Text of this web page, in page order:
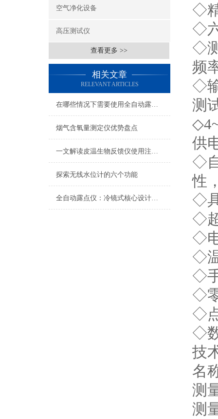
空气净化设备
高压测试仪
查看更多 >>
相关文章
RELEVANT ARTICLES
在哪些情况下需要使用全自动露点仪？
烟气含氧量测定仪优势盘点
一文解读皮温生物反馈仪使用注意事项
探索无线水位计的六个功能
全自动露点仪：冷镜式核心设计原理解析
◇
◇
◇
频
◇
测
供
◇
性
◇
◇
◇
◇
◇
◇
◇
◇
技
名
测
测